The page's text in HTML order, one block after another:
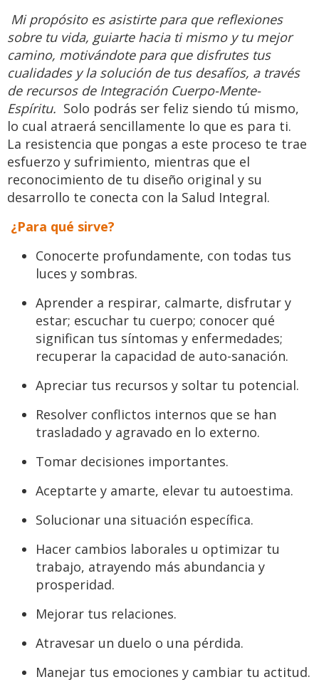
Mi propósito es asistirte para que reflexiones
sobre tu vida, guiarte hacia ti mismo y tu mejor
camino, motivándote para que disfrutes tus
cualidades y la solución de tus desafíos, a través
de recursos de Integración Cuerpo-Mente-
Espíritu. Solo podrás ser feliz siendo tú mismo,
lo cual atraerá sencillamente lo que es para ti.
La resistencia que pongas a este proceso te trae
esfuerzo y sufrimiento, mientras que el
reconocimiento de tu diseño original y su
desarrollo te conecta con la Salud Integral.
¿Para qué sirve?
Conocerte profundamente, con todas tus
luces y sombras.
Aprender a respirar, calmarte, disfrutar y
estar; escuchar tu cuerpo; conocer qué
significan tus síntomas y enfermedades;
recuperar la capacidad de auto-sanación.
Apreciar tus recursos y soltar tu potencial.
Resolver conflictos internos que se han
trasladado y agravado en lo externo.
Tomar decisiones importantes.
Aceptarte y amarte, elevar tu autoestima.
Solucionar una situación específica.
Hacer cambios laborales u optimizar tu
trabajo, atrayendo más abundancia y
prosperidad.
Mejorar tus relaciones.
Atravesar un duelo o una pérdida.
Manejar tus emociones y cambiar tu actitud.